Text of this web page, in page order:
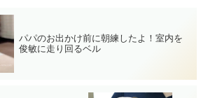
パパのお出かけ前に朝練したよ！室内を
俊敏に走り回るベル